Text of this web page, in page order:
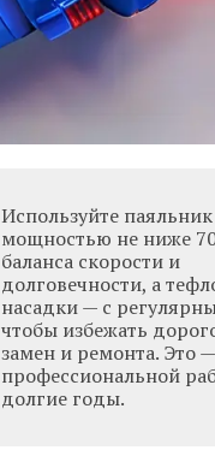
Используйте паяльник
мощностью не ниже
баланса скорости и
долговечности, а
насадки — с
чтобы избежать
замен и ремонта. Это —
профессиональной
долгие годы.